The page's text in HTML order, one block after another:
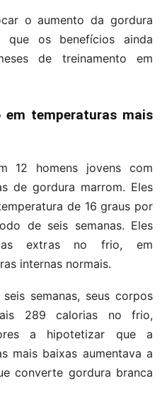
o aumento da gordura
que os benefícios ainda
de treinamento em
temperaturas mais
12 homens jovens com
de gordura marrom. Eles
de 16 graus por
de seis semanas. Eles
extras no frio, em
internas normais.
semanas, seus corpos
289 calorias no frio,
a hipotetizar que a
mais baixas aumentava a
converte gordura branca